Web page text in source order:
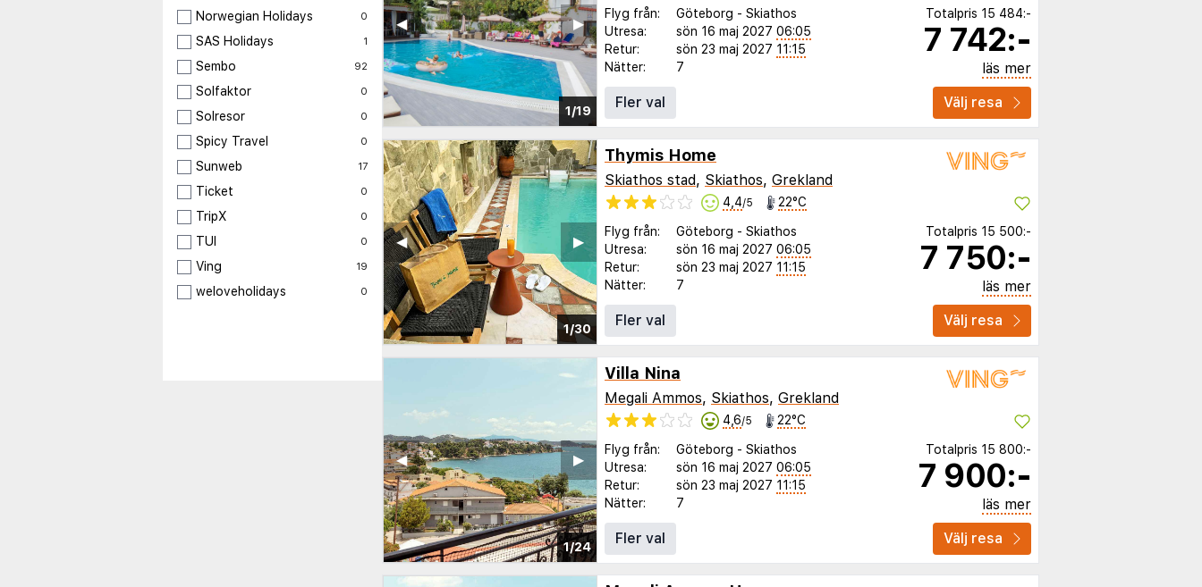
Norwegian Holidays 0
SAS Holidays 1
Sembo 92
Solfaktor 0
Solresor 0
Spicy Travel 0
Sunweb 17
Ticket 0
TripX 0
TUI 0
Ving 19
weloveholidays 0
1/19
▶︎
◀︎
Flyg från: Göteborg - Skiathos
Utresa:
sön 16 maj 2027 06:05
Retur:
sön 23 maj 2027 11:15
Nätter:
7
Totalpris 15 484:-
7 742:-
läs mer
Fler val
Välj resa
1/30
▶︎
◀︎
Thymis Home
Skiathos stad, Skiathos, Grekland
4,4/5 22°C
Flyg från: Göteborg - Skiathos
Utresa:
sön 16 maj 2027 06:05
Retur:
sön 23 maj 2027 11:15
Nätter:
7
Totalpris 15 500:-
7 750:-
läs mer
Fler val
Välj resa
1/24
▶︎
◀︎
Villa Nina
Megali Ammos, Skiathos, Grekland
4,6/5 22°C
Flyg från: Göteborg - Skiathos
Utresa:
sön 16 maj 2027 06:05
Retur:
sön 23 maj 2027 11:15
Nätter:
7
Totalpris 15 800:-
7 900:-
läs mer
Fler val
Välj resa